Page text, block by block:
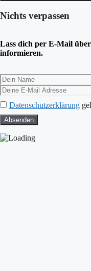
Nichts verpassen
Lass dich per E-Mail
informieren.
Datenschutzerklärung